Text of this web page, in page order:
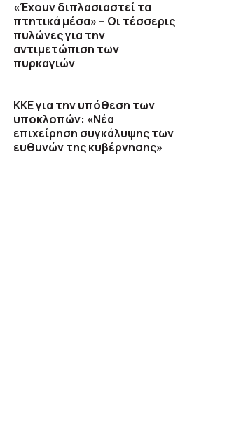
«Έχουν διπλασιαστεί τα
πτητικά μέσα» – Οι τέσσερις
πυλώνες για την
αντιμετώπιση των
πυρκαγιών
ΚΚΕ για την υπόθεση των
υποκλοπών: «Νέα
επιχείρηση συγκάλυψης των
ευθυνών της κυβέρνησης»